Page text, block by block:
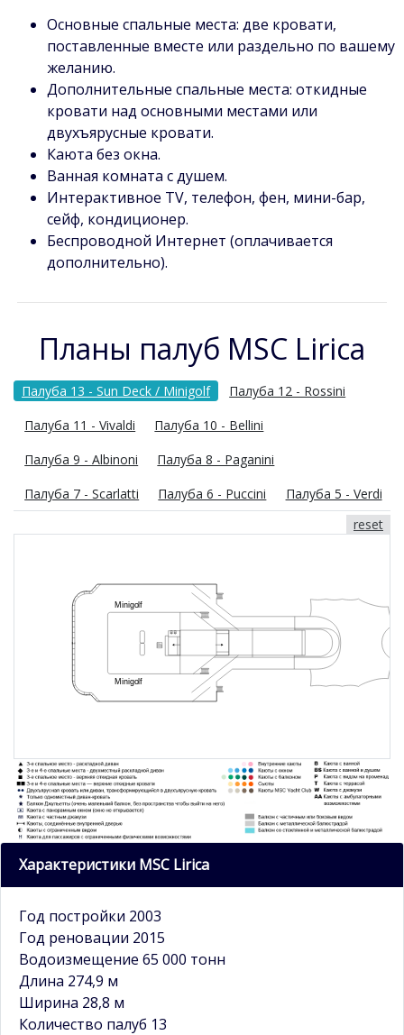
Основные спальные места: две кровати,
поставленные вместе или раздельно по вашему
желанию.
Дополнительные спальные места: откидные
кровати над основными местами или
двухъярусные кровати.
Каюта без окна.
Ванная комната с душем.
Интерактивное TV, телефон, фен, мини-бар,
сейф, кондиционер.
Беспроводной Интернет (оплачивается
дополнительно).
Планы палуб MSC Lirica
Палуба 13 - Sun Deck / Minigolf
Палуба 12 - Rossini
Палуба 11 - Vivaldi
Палуба 10 - Bellini
Палуба 9 - Albinoni
Палуба 8 - Paganini
Палуба 7 - Scarlatti
Палуба 6 - Puccini
Палуба 5 - Verdi
reset
Характеристики MSC Lirica
Год постройки 2003
Год реновации 2015
Водоизмещение 65 000 тонн
Длина 274,9 м
Ширина 28,8 м
Количество палуб 13